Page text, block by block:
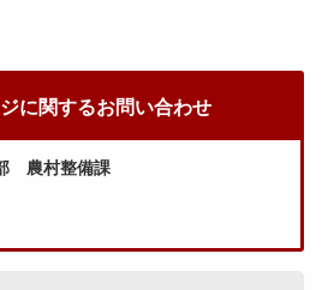
に関するお問い合わせ
農村整備課